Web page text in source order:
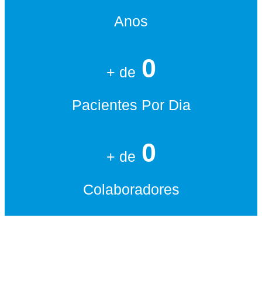
Anos
+ de 0
Pacientes Por Dia
+ de 0
Colaboradores